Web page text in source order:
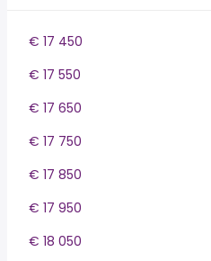
€ 17 450
€ 17 550
€ 17 650
€ 17 750
€ 17 850
€ 17 950
€ 18 050